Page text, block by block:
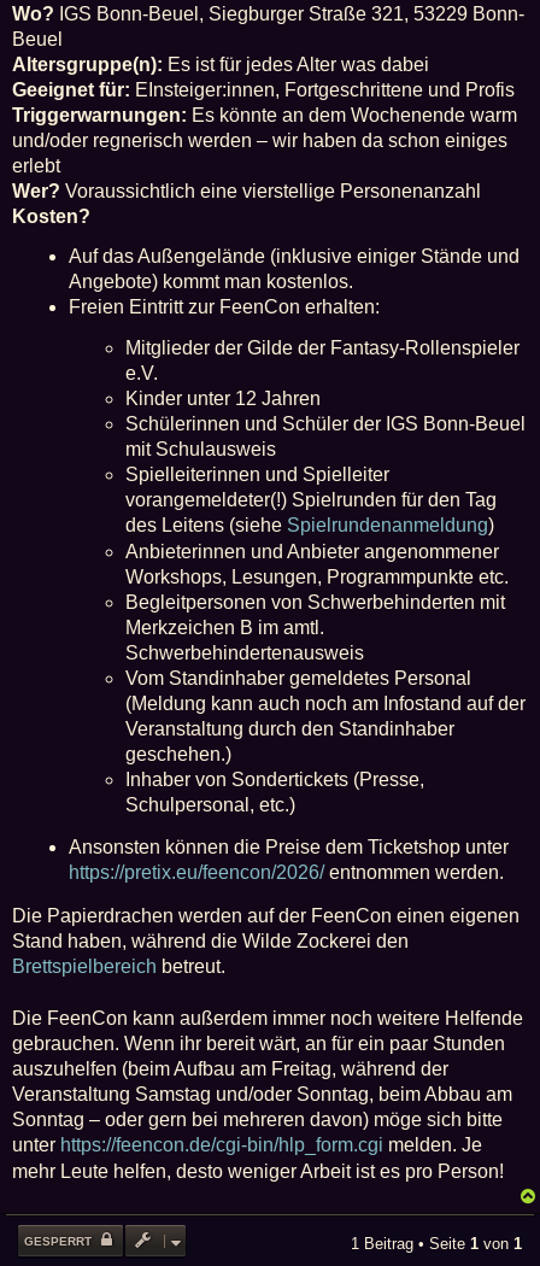
Wo? IGS Bonn-Beuel, Siegburger Straße 321, 53229 Bonn-
Beuel
Altersgruppe(n): Es ist für jedes Alter was dabei
Geeignet für: EInsteiger:innen, Fortgeschrittene und Profis
Triggerwarnungen: Es könnte an dem Wochenende warm
und/oder regnerisch werden – wir haben da schon einiges
erlebt
Wer? Voraussichtlich eine vierstellige Personenanzahl
Kosten?
Auf das Außengelände (inklusive einiger Stände und
Angebote) kommt man kostenlos.
Freien Eintritt zur FeenCon erhalten:
Mitglieder der Gilde der Fantasy-Rollenspieler
e.V.
Kinder unter 12 Jahren
Schülerinnen und Schüler der IGS Bonn-Beuel
mit Schulausweis
Spielleiterinnen und Spielleiter
vorangemeldeter(!) Spielrunden für den Tag
des Leitens (siehe Spielrundenanmeldung)
Anbieterinnen und Anbieter angenommener
Workshops, Lesungen, Programmpunkte etc.
Begleitpersonen von Schwerbehinderten mit
Merkzeichen B im amtl.
Schwerbehindertenausweis
Vom Standinhaber gemeldetes Personal
(Meldung kann auch noch am Infostand auf der
Veranstaltung durch den Standinhaber
geschehen.)
Inhaber von Sondertickets (Presse,
Schulpersonal, etc.)
Ansonsten können die Preise dem Ticketshop unter
https://pretix.eu/feencon/2026/entnommen werden.
Die Papierdrachen werden auf der FeenCon einen eigenen
Stand haben, während die Wilde Zockerei den
Brettspielbereich betreut.
Die FeenCon kann außerdem immer noch weitere Helfende
gebrauchen. Wenn ihr bereit wärt, an für ein paar Stunden
auszuhelfen (beim Aufbau am Freitag, während der
Veranstaltung Samstag und/oder Sonntag, beim Abbau am
Sonntag – oder gern bei mehreren davon) möge sich bitte
unter https://feencon.de/cgi-bin/hlp_form.cgi melden. Je
mehr Leute helfen, desto weniger Arbeit ist es pro Person!
GESPERRT 1 Beitrag • Seite 1 von 1